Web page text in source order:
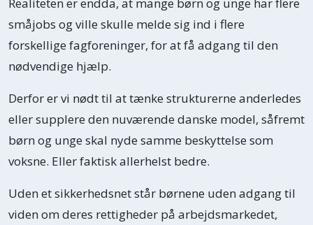
Realiteten er endda, at mange børn og unge har flere
småjobs og ville skulle melde sig ind i flere
forskellige fagforeninger, for at få adgang til den
nødvendige hjælp.
Derfor er vi nødt til at tænke strukturerne anderledes
eller supplere den nuværende danske model, såfremt
børn og unge skal nyde samme beskyttelse som
voksne. Eller faktisk allerhelst bedre.
Uden et sikkerhedsnet står børnene uden adgang til
viden om deres rettigheder på arbejdsmarkedet,